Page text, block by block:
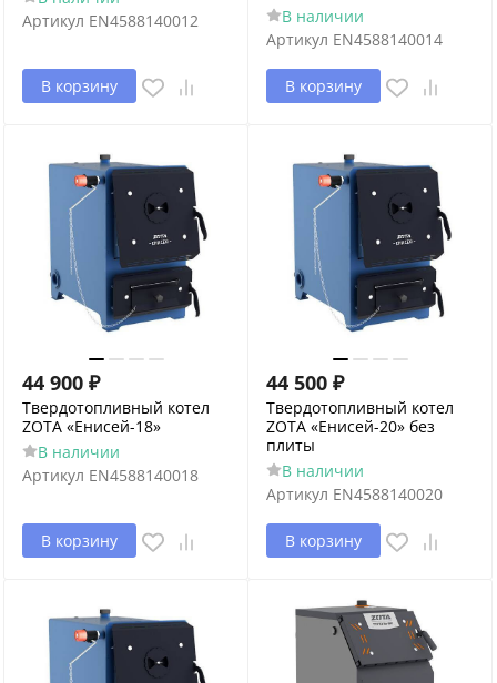
Артикул EN4588140012
В корзину
В наличии
Артикул EN4588140014
В корзину
44 900 ₽
Твердотопливный котел
ZOTA «Енисей-18»
В наличии
Артикул EN4588140018
В корзину
44 500 ₽
Твердотопливный котел
ZOTA «Енисей-20» без
плиты
В наличии
Артикул EN4588140020
В корзину